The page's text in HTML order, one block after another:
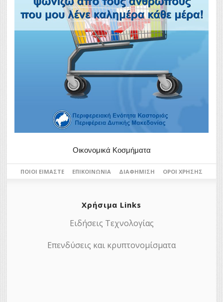
Οικονομικά Κοσμήματα
ΠΟΙΟΙ ΕΊΜΑΣΤΕ ΕΠΙΚΟΙΝΩΝΊΑ ΔΙΑΦΉΜΙΣΗ ΌΡΟΙ ΧΡΉΣΗΣ
Χρήσιμα Links
Ειδήσεις Τεχνολογίας
Επενδύσεις και κρυπτονομίσματα